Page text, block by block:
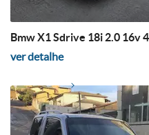
Bmw X1 Sdrive 18i 2.0 16v
ver detalhe